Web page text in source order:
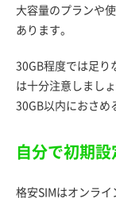
大容量のプランや
あります。
30GB程度では足り
は十分注意しまし
30GB以内におさめ
自分で初期
格安SIMはオンラ